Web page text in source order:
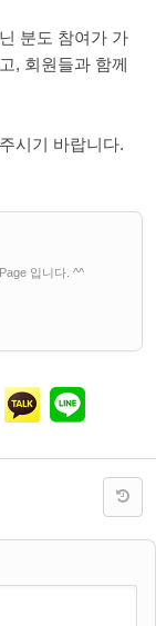
분도 참여가 가
, 회원들과 함께
시기 바랍니다.
입니다. ^^